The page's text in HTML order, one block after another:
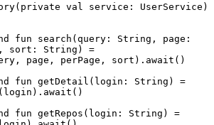
val service: UserService)
sort: String) =
page, perPage, sort).await()